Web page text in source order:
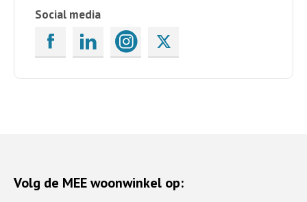
Social media
Volg de MEE woonwinkel op: